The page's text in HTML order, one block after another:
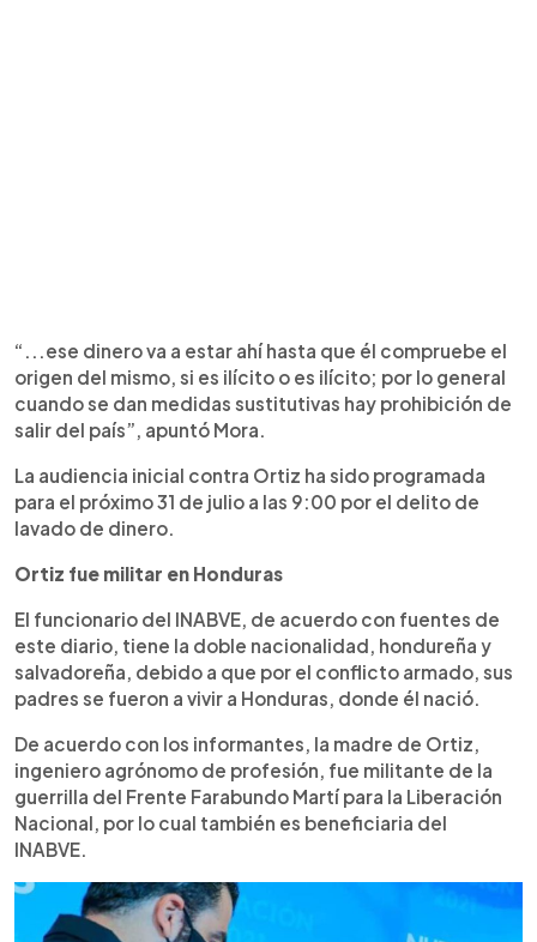
“...ese dinero va a estar ahí hasta que él compruebe el
origen del mismo, si es ilícito o es ilícito; por lo general
cuando se dan medidas sustitutivas hay prohibición de
salir del país”, apuntó Mora.
La audiencia inicial contra Ortiz ha sido programada
para el próximo 31 de julio a las 9:00 por el delito de
lavado de dinero.
Ortiz fue militar en Honduras
El funcionario del INABVE, de acuerdo con fuentes de
este diario, tiene la doble nacionalidad, hondureña y
salvadoreña, debido a que por el conflicto armado, sus
padres se fueron a vivir a Honduras, donde él nació.
De acuerdo con los informantes, la madre de Ortiz,
ingeniero agrónomo de profesión, fue militante de la
guerrilla del Frente Farabundo Martí para la Liberación
Nacional, por lo cual también es beneficiaria del
INABVE.